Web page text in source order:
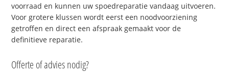
voorraad en kunnen uw spoedreparatie vandaag uitvoeren.
Voor grotere klussen wordt eerst een noodvoorziening
getroffen en direct een afspraak gemaakt voor de
definitieve reparatie.
Offerte of advies nodig?